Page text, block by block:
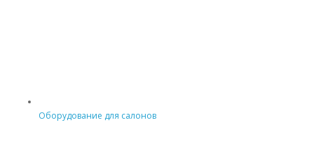
Оборудование для салонов